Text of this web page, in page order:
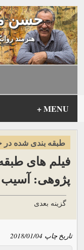
حسن
هنرمند
MENU
+
طبقه بندی شده در
فیلم های
پژوهی: آسیب
گزینه بعدی
تاریخ چاپ 2018/01/04